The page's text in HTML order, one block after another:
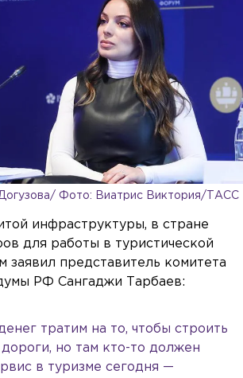
Фото: Виатрис Виктория/ТАСС
инфраструктуры, в стране
для работы в туристической
заявил представитель комитета
РФ Сангаджи Тарбаев:
тратим на то, чтобы строить
но там кто-то должен
в туризме сегодня —